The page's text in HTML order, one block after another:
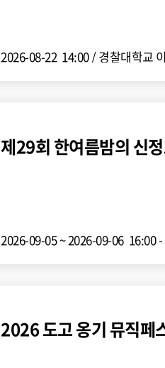
2026-08-22 14:00/경찰대학교
제29회 한여름밤의 신
2026-09-05 ~ 2026-09-06 16:00
2026 도고 옹기 뮤직페